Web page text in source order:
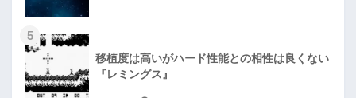
5
移植度は高いがハード性能との相性は良くない
『レミングス』